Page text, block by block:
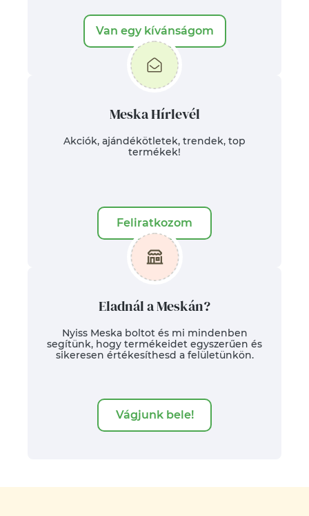
Van egy kívánságom
Meska Hírlevél
Akciók, ajándékötletek, trendek, top
termékek!
Feliratkozom
Eladnál a Meskán?
Nyiss Meska boltot és mi mindenben
segítünk, hogy termékeidet egyszerűen és
sikeresen értékesíthesd a felületünkön.
Vágjunk bele!